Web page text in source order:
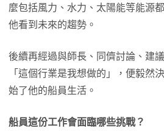
麼包括風力、水力、太陽能等能源
他看到未來的趨勢。
後續再經過與師長、同儕討論、建
「這個行業是我想做的」，便毅然
始了他的船員生活。
船員這份工作會面臨哪些挑戰？